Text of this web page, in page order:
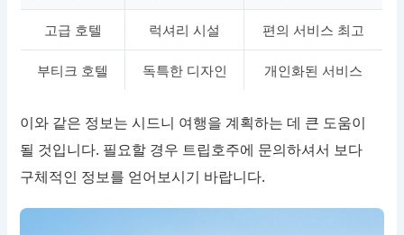
고급 호텔 럭셔리 시설 편의 서비스 최고
부티크 호텔 독특한 디자인 개인화된 서비스
이와 같은 정보는 시드니 여행을 계획하는 데 큰 도움이
될 것입니다. 필요할 경우 트립호주에 문의하셔서 보다
구체적인 정보를 얻어보시기 바랍니다.